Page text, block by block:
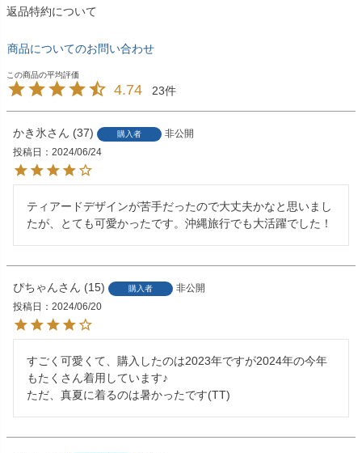
返品特約について
商品についてのお問い合わせ
4.74 23
かき氷 37 購入者
非公開
投稿日
2024/06/24
ティアードデザインが苦手だったので大丈夫かなと思いまし
たが、とても可愛かったです。沖縄旅行でも大活躍でした！
ぴちゃん 15 購入者
非公開
投稿日
2024/06/20
すごく可愛くて、購入したのは2023年ですが2024年の今年
もたくさん着用しています♪
ただ、真夏に着るのは暑かったです(TT)